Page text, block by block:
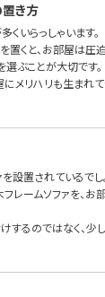
置き方
いらっしゃいます。
くと、お部屋は圧
ぶことが大切です。
にメリハリも生まれ
設置されているでし
レームソファを、
するのではなく、